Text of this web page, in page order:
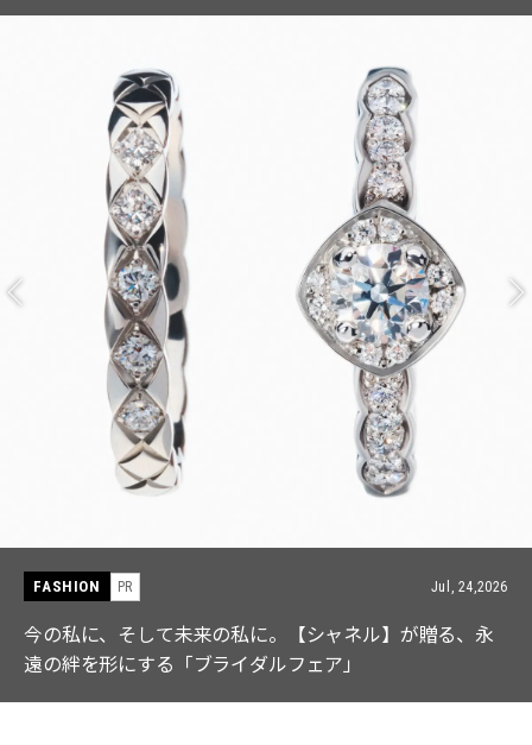
永
FASHION Jul,
【ICB】人気インフルエンサーと共同制作! 週5で着
なる「名品ブラウス」２選